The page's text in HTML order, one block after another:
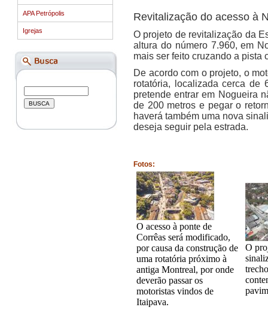
APA Petrópolis
Igrejas
Revitalização do acesso à
O projeto de revitalização da
altura do número 7.960, em
mais ser feito cruzando a pista
De acordo com o projeto, o
rotatória, localizada cerca de
pretende entrar em Nogueira
de 200 metros e pegar o
haverá também uma nova
deseja seguir pela estrada.
Fotos:
O acesso à ponte de
Corrêas será modificado,
por causa da construção de
uma rotatória próximo à
antiga Montreal, por onde
deverão passar os
motoristas vindos de
Itaipava.
O